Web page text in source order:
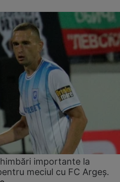
importante la
meciul cu FC Argeş.